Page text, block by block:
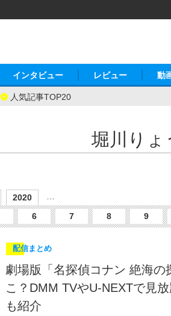
人気記事TOP20
インタビュー レビュー 動
堀川りょ
2020
6 7 8 9
配信まとめ
劇場版「名探偵コナン 絶海の
こ？DMM TVやU-NEXTで見
も紹介